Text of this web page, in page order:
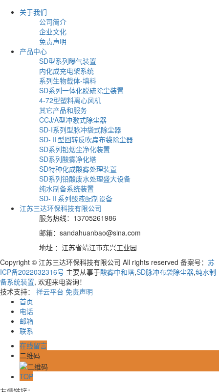
关于我们
公司简介
企业文化
免责声明
产品中心
SD型系列曝气装置
内化成充电架系统
系列生物载体-填料
SD系列一体化脱硫除尘装置
4-72型塑料离心风机
其它产品和服务
CCJ/A型冲激式除尘器
SD-I系列型脉冲袋式除尘器
SD-Ⅱ型回转反吹扁布袋除尘器
SD系列铅烟尘净化装置
SD系列酸雾净化塔
SD特种化成酸雾处理装置
SD系列铅酸废水处理盛大设备
纯水制备系统装置
SD-Ⅱ系列酸液配制设备
江苏三达环保科技有限公司
服务热线：13705261986
邮箱：sandahuanbao@sina.com
地址 ：江苏省靖江市东兴工业园
Copyright © 江苏三达环保科技有限公司 All rights reserved 备案号： 苏
ICP备2022032316号 主要从事于酸雾中和塔,SD脉冲布袋除尘器,纯水制
备系统装置, 欢迎来电咨询！
技术支持： 祥云平台 免责声明
首页
电话
邮箱
联系
在线留言
二维码
TOP